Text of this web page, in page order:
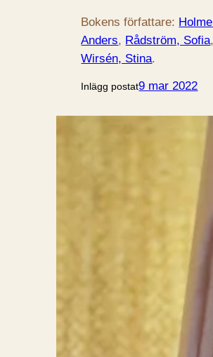
Bokens författare:
Anders, Rådström, Sofia
Wirsén, Stina.
Inlägg postat9 mar 2022